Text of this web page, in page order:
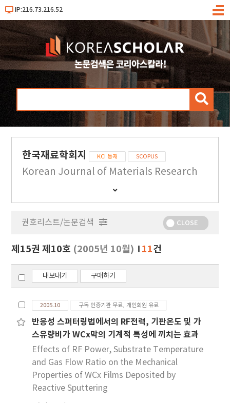
IP:216.73.216.52
메
검
한국재료학회지 KCI 등재 SCOPUS
Korean Journal of Materials Research
간
행
보
기
권호리스트/논문검색 CLOSE
제15권 제10호 (2005년 10월) 11건
내보내기 구매하기
2005.10 구독 인증기관 무료, 개인회원 유료
반응성 스퍼터링법에서의 RF전력, 기판온도 및 가
스유량비가 WCx막의 기계적 특성에 끼치는 효과
Effects of RF Power, Substrate Temperature
and Gas Flow Ratio on the Mechanical
Properties of WCx Films Deposited by
Reactive Sputtering